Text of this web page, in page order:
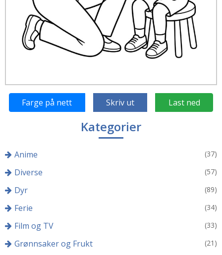
Farge på nett Skriv ut Last ned
Kategorier
Anime (37)
Diverse (57)
Dyr (89)
Ferie (34)
Film og TV (33)
Grønnsaker og Frukt (21)